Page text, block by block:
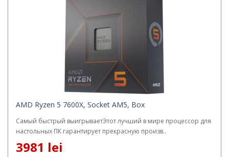
AMD Ryzen 5 7600X, Socket AM5, Box
Самый быстрый выигрываетЭтот лучший в мире процессор для
настольных ПК гарантирует прекрасную произв..
3981 lei